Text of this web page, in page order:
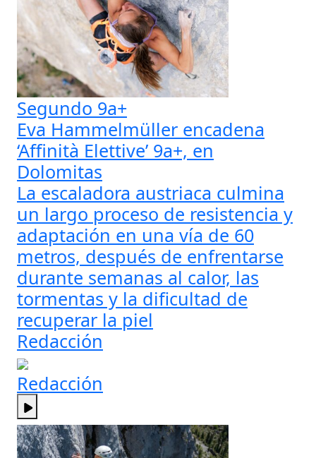
Segundo 9a+
Eva Hammelmüller encadena
‘Affinità Elettive’ 9a+, en
Dolomitas
La escaladora austriaca culmina
un largo proceso de resistencia y
adaptación en una vía de 60
metros, después de enfrentarse
durante semanas al calor, las
tormentas y la dificultad de
recuperar la piel
Redacción
Redacción